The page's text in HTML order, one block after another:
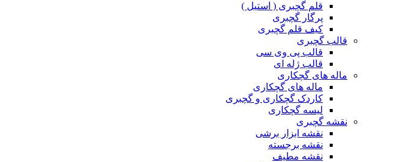
قلم گچبری ( استیل )
پرگار گچبری
کیف قلم گچبری
قالب گچبری
قالب پی وی سی
قالب ژله ای
ماله های گچکاری
ماله های گچکاری
کاردک گچکاری و گچبری
لیسه گچکاری
نقشه گچبری
نقشه ابزار برشی
نقشه برجسته
نقشه مطیف